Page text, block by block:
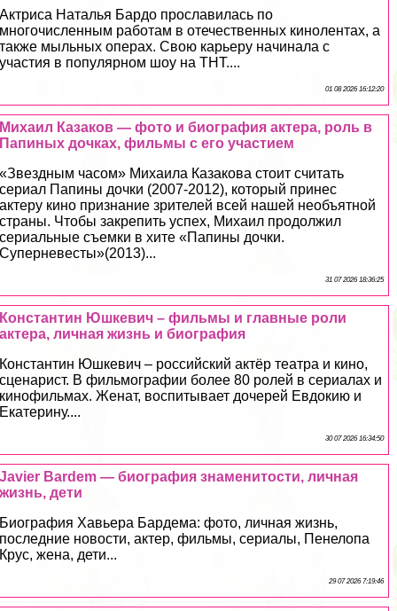
Актриса Наталья Бардо прославилась по
многочисленным работам в отечественных кинолентах, а
также мыльных операх. Свою карьеру начинала с
участия в популярном шоу на ТНТ....
01 08 2026 16:12:20
Михаил Казаков — фото и биография актера, роль в
Папиных дочках, фильмы с его участием
«Звездным часом» Михаила Казакова стоит считать
сериал Папины дочки (2007-2012), который принес
актеру кино признание зрителей всей нашей необъятной
страны. Чтобы закрепить успех, Михаил продолжил
сериальные съемки в хите «Папины дочки.
Суперневесты»(2013)...
31 07 2026 18:36:25
Константин Юшкевич – фильмы и главные роли
актера, личная жизнь и биография
Константин Юшкевич – российский актёр театра и кино,
сценарист. В фильмографии более 80 ролей в сериалах и
кинофильмах. Женат, воспитывает дочерей Евдокию и
Екатерину....
30 07 2026 16:34:50
Javier Bardem — биография знаменитости, личная
жизнь, дети
Биография Хавьера Бардема: фото, личная жизнь,
последние новости, актер, фильмы, сериалы, Пенелопа
Крус, жена, дети...
29 07 2026 7:19:46